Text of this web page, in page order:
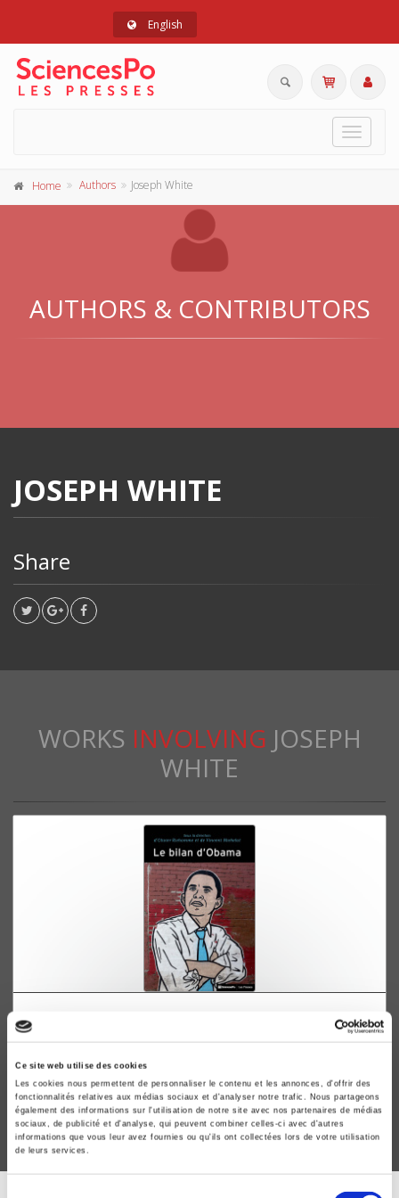
Ce site web utilise des cookies
Les cookies nous permettent de personnaliser le contenu et les annonces, d'offrir des
fonctionnalités relatives aux médias sociaux et d'analyser notre trafic. Nous partageons
également des informations sur l'utilisation de notre site avec nos partenaires de médias
sociaux, de publicité et d'analyse, qui peuvent combiner celles-ci avec d'autres
informations que vous leur avez fournies ou qu'ils ont collectées lors de votre utilisation
de leurs services.
English
Toggle
Home Authors Joseph White
AUTHORS & CONTRIBUTORS
JOSEPH WHITE
Share
WORKS INVOLVING JOSEPH
WHITE
Le bilan d'Obama
Olivier Richomme, Vincent Michelot